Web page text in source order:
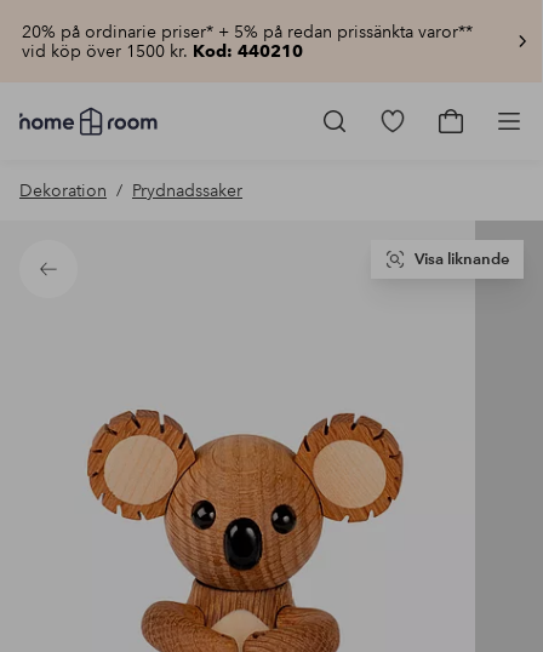
20% på ordinarie priser* + 5% på redan prissänkta varor**
vid köp över 1500 kr. Kod: 440210
Homeroom
–
hemmet
pris
Gå
Gå
Dekoration Prydnadssaker
Tillbaka
Visa liknande